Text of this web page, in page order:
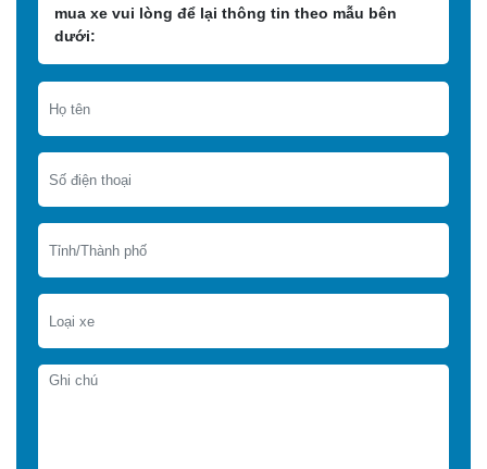
mua xe vui lòng để lại thông tin theo mẫu bên
dưới: